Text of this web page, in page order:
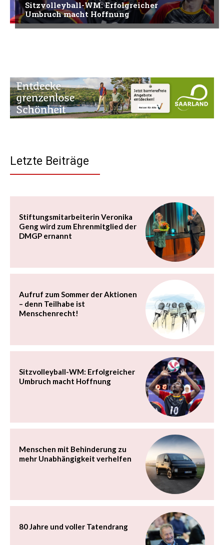
Sitzvolleyball-WM: Erfolgreicher
Umbruch macht Hoffnung
Letzte Beiträge
Stiftungsmitarbeiterin Veronika
Geng wird zum Ehrenmitglied der
DMGP ernannt
Aufruf zum Sommer der Aktionen
– denn Teilhabe ist
Menschenrecht!
Sitzvolleyball-WM: Erfolgreicher
Umbruch macht Hoffnung
Menschen mit Behinderung zu
mehr Unabhängigkeit verhelfen
80 Jahre und voller Tatendrang